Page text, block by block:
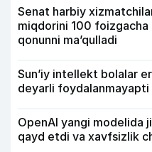
Senat harbiy
miqdorini 100
qonunni ma’qulladi
Sun’iy intellekt bolalar
deyarli foydalanmayapti
OpenAI yangi modelida
qayd etdi va xavfsizlik